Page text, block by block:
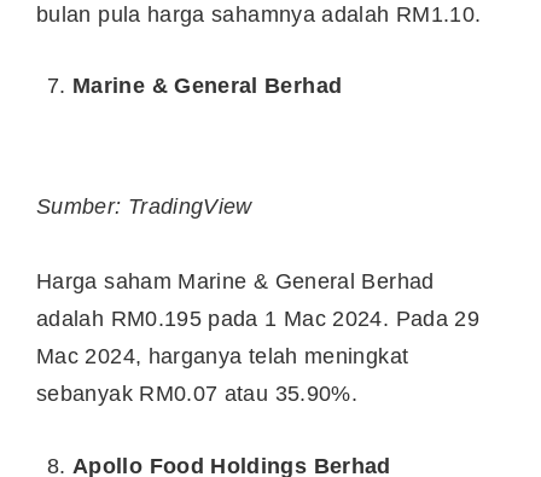
bulan pula harga sahamnya adalah RM1.10.
Marine & General Berhad
Sumber: TradingView
Harga saham Marine & General Berhad
adalah RM0.195 pada 1 Mac 2024. Pada 29
Mac 2024, harganya telah meningkat
sebanyak RM0.07 atau 35.90%.
Apollo Food Holdings Berhad